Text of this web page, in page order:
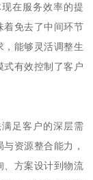
在服务效率的提
着免去了中间环节
，能够灵活调整生
式有效控制了客户
足客户的深层需
资源整合能力，
、方案设计到物流